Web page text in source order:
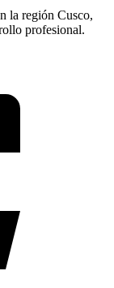
la región Cusco,
profesional.